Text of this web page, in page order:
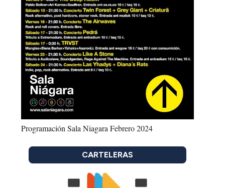
Programación Sala Niagara Febrero 2024
CARTELERAS